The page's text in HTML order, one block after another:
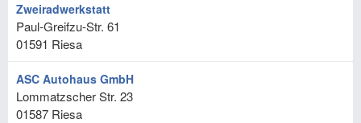
Zweiradwerkstatt
Paul-Greifzu-Str. 61
01591 Riesa
ASC Autohaus GmbH
Lommatzscher Str. 23
01587 Riesa